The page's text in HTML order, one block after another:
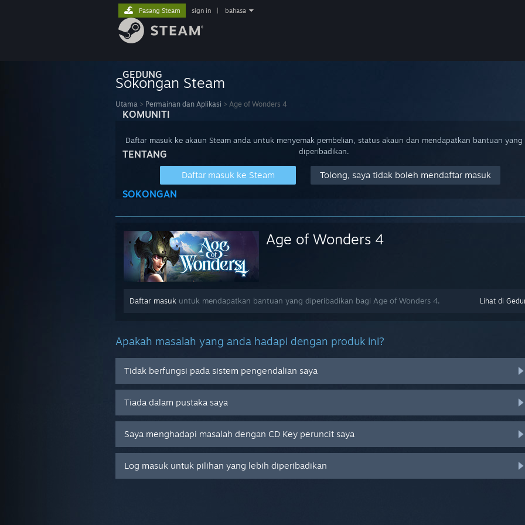
GEDUNG
KOMUNITI
TENTANG
SOKONGAN
Pasang Steam sign in bahasa
Sokongan Steam
Utama > Permainan dan Aplikasi > Age of Wonders 4
Daftar masuk ke akaun Steam anda untuk menyemak pembelian, status akaun dan mendapatkan bantuan yang
diperibadikan.
Daftar masuk ke Steam Tolong, saya tidak boleh mendaftar masuk
Age of Wonders 4
Lihat di
Daftar masuk untuk mendapatkan bantuan yang diperibadikan bagi Age of Wonders 4.
Apakah masalah yang anda hadapi dengan produk ini?
Tidak berfungsi pada sistem pengendalian saya
Tiada dalam pustaka saya
Saya menghadapi masalah dengan CD Key peruncit saya
Log masuk untuk pilihan yang lebih diperibadikan